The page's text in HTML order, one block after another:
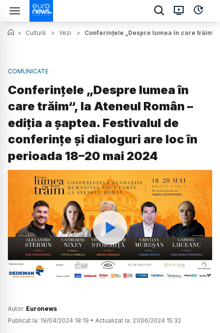
> Cultură > Vezi > Conferințele „Despre lumea în care
COMUNICATE
Conferințele „Despre lumea în
care trăim“, la Ateneul Român –
ediția a șaptea. Festivalul de
conferințe și dialoguri are loc în
perioada 18–20 mai 2024
Watch
Autor: Euronews
Publicat la: 19/04/2024 18:19 • Actualizat la: 21/06/2024 15:32